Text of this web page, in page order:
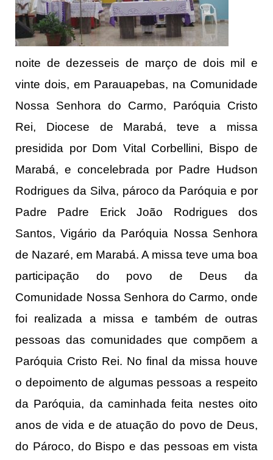
noite de dezesseis de março de dois mil e
vinte dois, em Parauapebas, na Comunidade
Nossa Senhora do Carmo, Paróquia Cristo
Rei, Diocese de Marabá, teve a missa
presidida por Dom Vital Corbellini, Bispo de
Marabá, e concelebrada por Padre Hudson
Rodrigues da Silva, pároco da Paróquia e por
Padre Padre Erick João Rodrigues dos
Santos, Vigário da Paróquia Nossa Senhora
de Nazaré, em Marabá. A missa teve uma boa
participação do povo de Deus da
Comunidade Nossa Senhora do Carmo, onde
foi realizada a missa e também de outras
pessoas das comunidades que compõem a
Paróquia Cristo Rei. No final da missa houve
o depoimento de algumas pessoas a respeito
da Paróquia, da caminhada feita nestes oito
anos de vida e de atuação do povo de Deus,
do Pároco, do Bispo e das pessoas em vista